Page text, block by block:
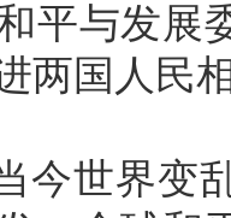
平与发展
两国人民
今世界变